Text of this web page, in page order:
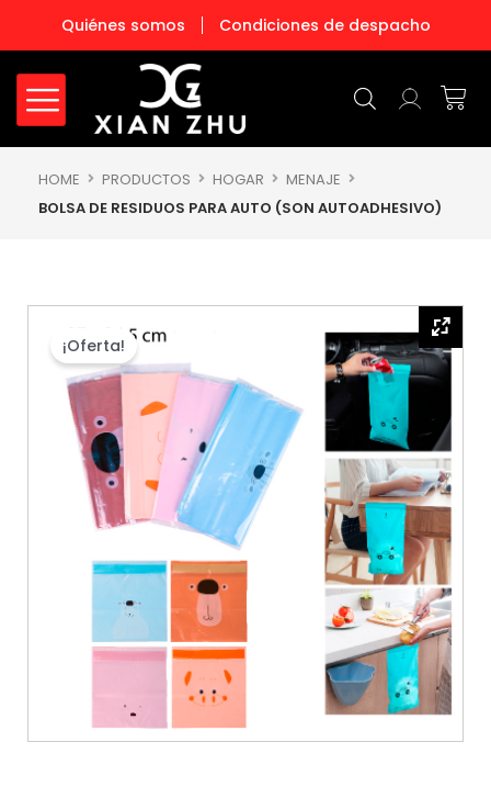
contenido
Quiénes somos Condiciones de despacho
HOME PRODUCTOS HOGAR
MENAJE
BOLSA DE RESIDUOS PARA AUTO (SON AUTOADHESIVO)
¡Oferta!